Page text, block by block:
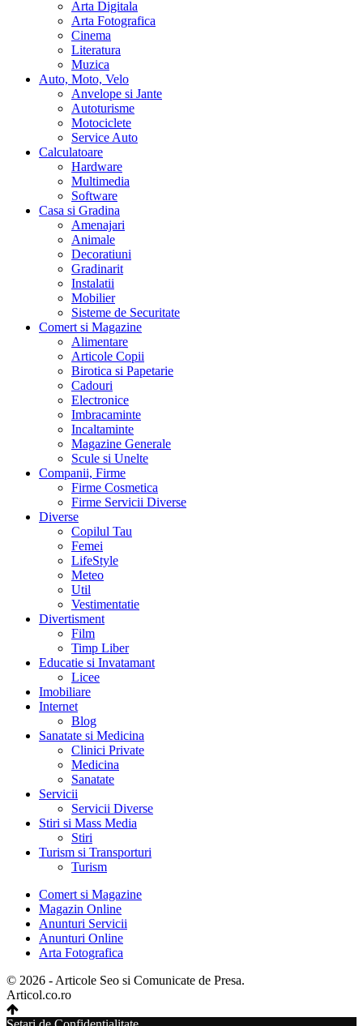
Arta Digitala
Arta Fotografica
Cinema
Literatura
Muzica
Auto, Moto, Velo
Anvelope si Jante
Autoturisme
Motociclete
Service Auto
Calculatoare
Hardware
Multimedia
Software
Casa si Gradina
Amenajari
Animale
Decoratiuni
Gradinarit
Instalatii
Mobilier
Sisteme de Securitate
Comert si Magazine
Alimentare
Articole Copii
Birotica si Papetarie
Cadouri
Electronice
Imbracaminte
Incaltaminte
Magazine Generale
Scule si Unelte
Companii, Firme
Firme Cosmetica
Firme Servicii Diverse
Diverse
Copilul Tau
Femei
LifeStyle
Meteo
Util
Vestimentatie
Divertisment
Film
Timp Liber
Educatie si Invatamant
Licee
Imobiliare
Internet
Blog
Sanatate si Medicina
Clinici Private
Medicina
Sanatate
Servicii
Servicii Diverse
Stiri si Mass Media
Stiri
Turism si Transporturi
Turism
Comert si Magazine
Magazin Online
Anunturi Servicii
Anunturi Online
Arta Fotografica
© 2026 - Articole Seo si Comunicate de Presa.
Articol.co.ro